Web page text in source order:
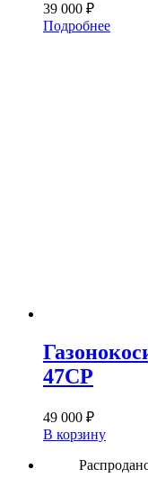
39 000 ₽
Подробнее
47CP
49 000 ₽
В корзину